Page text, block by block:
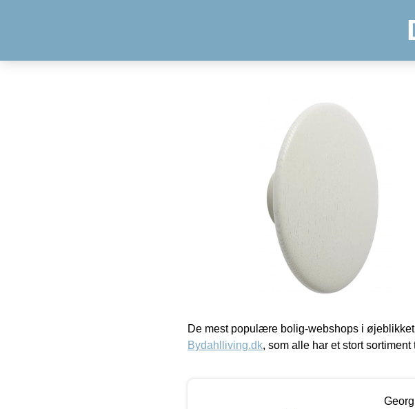
De mest populære bolig-webshops i
Bydahlliving.dk, som alle har et stort sortiment